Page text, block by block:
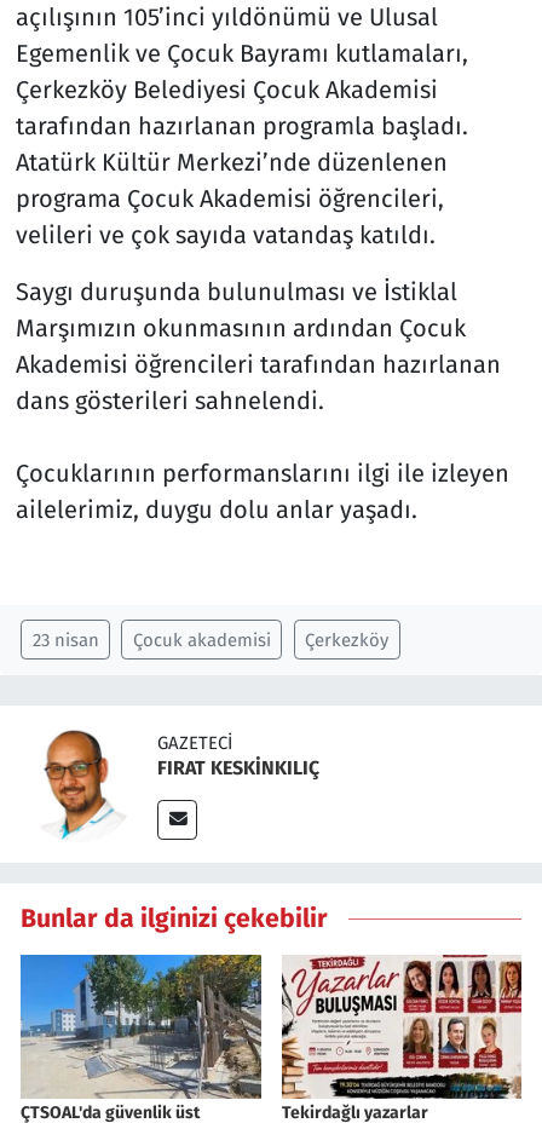
açılışının 105’inci yıldönümü ve Ulusal
Egemenlik ve Çocuk Bayramı kutlamaları,
Çerkezköy Belediyesi Çocuk Akademisi
tarafından hazırlanan programla başladı.
Atatürk Kültür Merkezi’nde düzenlenen
programa Çocuk Akademisi öğrencileri,
velileri ve çok sayıda vatandaş katıldı.
Saygı duruşunda bulunulması ve İstiklal
Marşımızın okunmasının ardından Çocuk
Akademisi öğrencileri tarafından hazırlanan
dans gösterileri sahnelendi.
Çocuklarının performanslarını ilgi ile izleyen
ailelerimiz, duygu dolu anlar yaşadı.
23 nisan Çocuk akademisi Çerkezköy
GAZETECI
FIRAT KESKİNKILIÇ
Bunlar da ilginizi çekebilir
ÇTSOAL'da güvenlik üst
Tekirdağlı yazarlar
Şarköy
Siyaset
Spor
Süleymanpaşa
Tekirdağ